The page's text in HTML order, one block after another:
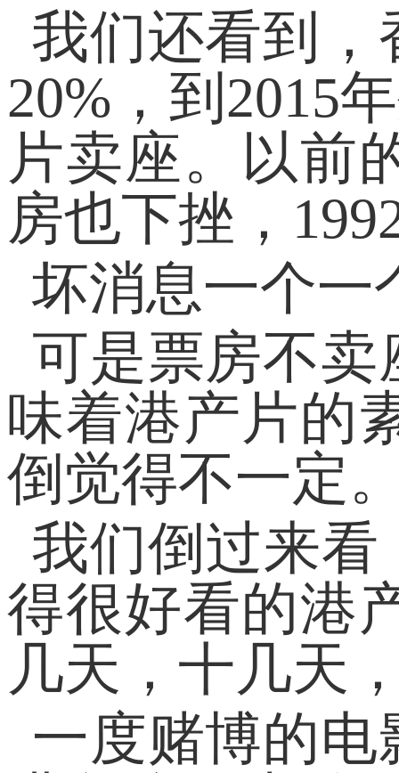
我们还看到，
20%，到2015
片卖座。以前
房也下挫，
坏消息一个一
可是票房不
味着港产片的
倒觉得不一定
我们倒过来看
得很好看的港
几天，十几天
一度赌博的